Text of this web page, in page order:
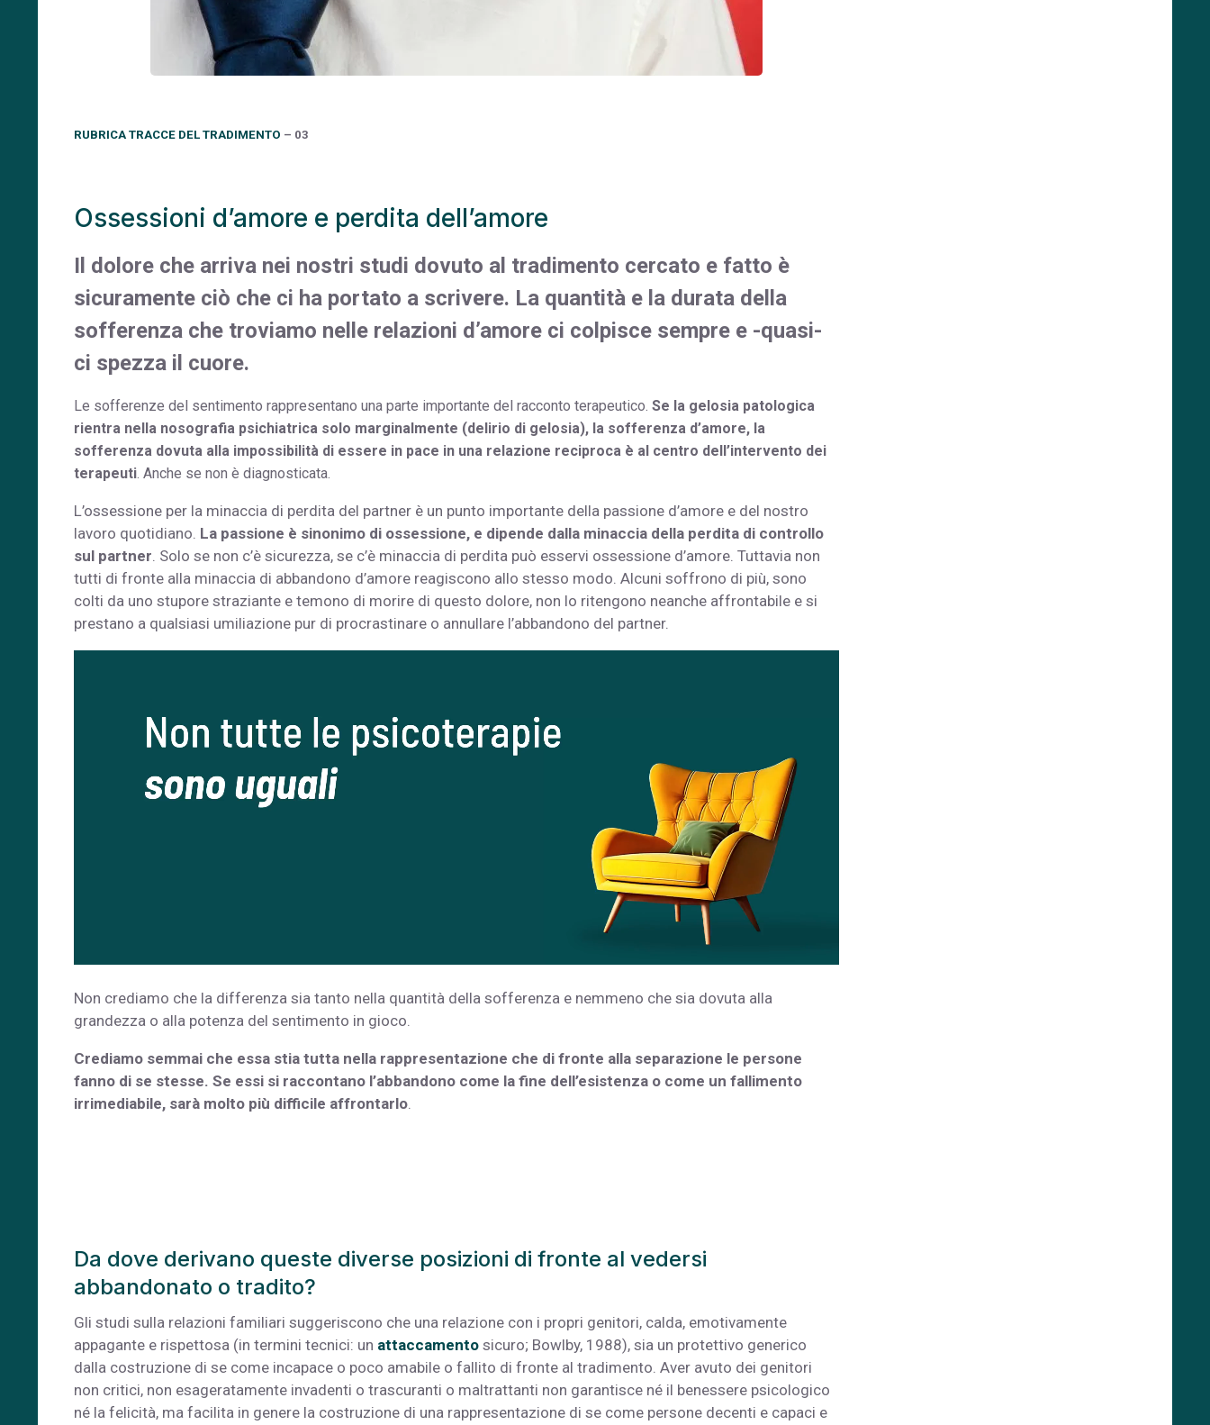
RUBRICA TRACCE DEL TRADIMENTO – 03
Ossessioni d’amore e perdita dell’amore
Il dolore che arriva nei nostri studi dovuto al tradimento cercato e fatto è
sicuramente ciò che ci ha portato a scrivere. La quantità e la durata della
sofferenza che troviamo nelle relazioni d’amore ci colpisce sempre e -quasi-
ci spezza il cuore.
Le sofferenze del sentimento rappresentano una parte importante del racconto terapeutico. Se la gelosia patologica
rientra nella nosografia psichiatrica solo marginalmente (delirio di gelosia), la sofferenza d’amore, la
sofferenza dovuta alla impossibilità di essere in pace in una relazione reciproca è al centro dell’intervento dei
terapeuti. Anche se non è diagnosticata.
L’ossessione per la minaccia di perdita del partner è un punto importante della passione d’amore e del nostro
lavoro quotidiano. La passione è sinonimo di ossessione, e dipende dalla minaccia della perdita di controllo
sul partner. Solo se non c’è sicurezza, se c’è minaccia di perdita può esservi ossessione d’amore. Tuttavia non
tutti di fronte alla minaccia di abbandono d’amore reagiscono allo stesso modo. Alcuni soffrono di più, sono
colti da uno stupore straziante e temono di morire di questo dolore, non lo ritengono neanche affrontabile e si
prestano a qualsiasi umiliazione pur di procrastinare o annullare l’abbandono del partner.
Non crediamo che la differenza sia tanto nella quantità della sofferenza e nemmeno che sia dovuta alla
grandezza o alla potenza del sentimento in gioco.
Crediamo semmai che essa stia tutta nella rappresentazione che di fronte alla separazione le persone
fanno di se stesse. Se essi si raccontano l’abbandono come la fine dell’esistenza o come un fallimento
irrimediabile, sarà molto più difficile affrontarlo.
Da dove derivano queste diverse posizioni di fronte al vedersi
abbandonato o tradito?
Gli studi sulla relazioni familiari suggeriscono che una relazione con i propri genitori, calda, emotivamente
appagante e rispettosa (in termini tecnici: un attaccamento sicuro; Bowlby, 1988), sia un protettivo generico
dalla costruzione di se come incapace o poco amabile o fallito di fronte al tradimento. Aver avuto dei genitori
non critici, non esageratamente invadenti o trascuranti o maltrattanti non garantisce né il benessere psicologico
né la felicità, ma facilita in genere la costruzione di una rappresentazione di se come persone decenti e capaci e